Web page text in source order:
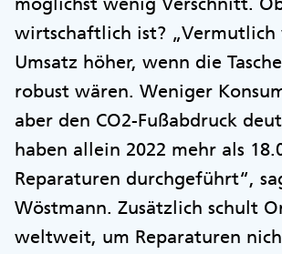
wirtschaftlich ist? „Vermutlich
Umsatz höher, wenn die
robust wären. Weniger
aber den CO2-Fußabdruck
haben allein 2022 mehr als
Reparaturen durchgeführt“,
Wöstmann. Zusätzlich schult
weltweit, um Reparaturen